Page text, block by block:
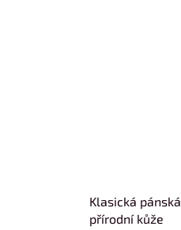
Klasická
přírodní kůže